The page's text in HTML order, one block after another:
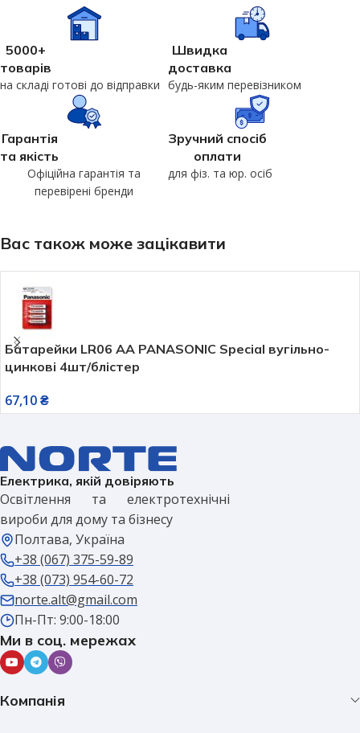
5000+
товарів
на складі готові до відправки
Швидка
доставка
будь-яким перевізником
Гарантія
та якість
Офіційна гарантія та
перевірені бренди
Зручний спосіб
оплати
для фіз. та юр. осіб
Вас також може зацікавити
Батарейки LR06 AA PANASONIC Special вугільно-
цинкові 4шт/блістер
67,10₴
Електрика, якій довіряють
Освітлення та електротехнічні
вироби для дому та бізнесу
Полтава, Україна
+38 (067) 375-59-89
+38 (073) 954-60-72
norte.alt@gmail.com
Пн-Пт: 9:00-18:00
Ми в соц. мережах
Компанія